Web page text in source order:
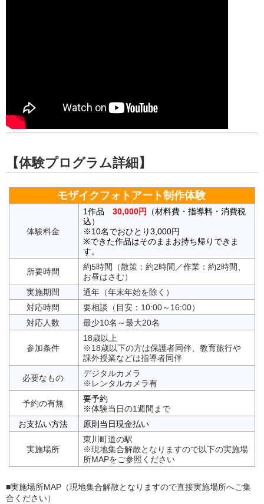
【体験プログラム詳細】
モザイクフォトアート制作体験
体験料金
1作品 30,000円
（材料費・指導料・消費税
込）
※10名でおひとり3,000円
※できた作品はそのままお持ち帰りできま
す。
所要時間
約5時間（散策：約2時間／作業：約2時間、
お昼はさむ）
実施期間
通年（年末年始を除く）
対応時間
要相談（目安：10:00～16:00）
対応人数
最少10名～最大20名
参加条件
18歳以上
※18歳以下の方は保護者同伴、教育旅行や
課外授業などは指導者同伴
必要なもの
デジタルカメラ
※レンタルカメラ有
予約の有無
要予約
※体験当日の1週間まで
お支払い方法
原則当日現金払い
実施場所
東川町道の駅
※現地集合解散となりますので以下の実施場
所MAPをご参照ください
■実施場所MAP（現地集合解散となりますので直接実施場所へご集
合ください）